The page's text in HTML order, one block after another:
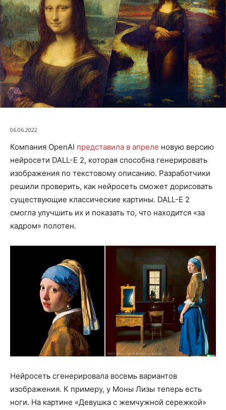
06.06.2022
Компания OpenAI представила в апреле новую версию
нейросети DALL-E 2, которая способна генерировать
изображения по текстовому описанию. Разработчики
решили проверить, как нейросеть сможет дорисовать
существующие классические картины. DALL-E 2
смогла улучшить их и показать то, что находится «за
кадром» полотен.
Нейросеть сгенерировала восемь вариантов
изображения. К примеру, у Моны Лизы теперь есть
ноги. На картине «Девушка с жемчужной сережкой»